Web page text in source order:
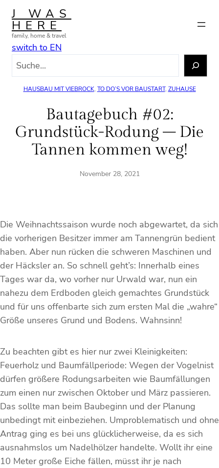
Zum
Inhalt
springen
J WAS
HERE
family, home & travel
switch to EN
HAUSBAU MIT VIEBROCK, TO DO’S VOR BAUSTART, ZUHAUSE
Bautagebuch #02:
Grundstück-Rodung – Die
Tannen kommen weg!
November 28, 2021
Die Weihnachtssaison wurde noch abgewartet, da sich
die vorherigen Besitzer immer am Tannengrün bedient
haben. Aber nun rücken die schweren Maschinen und
der Häcksler an. So schnell geht’s: Innerhalb eines
Tages war da, wo vorher nur Urwald war, nun ein
nahezu dem Erdboden gleich gemachtes Grundstück
und für uns offenbarte sich zum ersten Mal die „wahre“
Größe unseres Grund und Bodens. Wahnsinn!
Zu beachten gibt es hier nur zwei Kleinigkeiten:
Feuerholz und Baumfällperiode: Wegen der Vogelnist
dürfen größere Rodungsarbeiten wie Baumfällungen
zum einen nur zwischen Oktober und März passieren.
Das sollte man beim Baubeginn und der Planung
unbedingt mit einbeziehen. Umproblematisch und ohne
Antrag ging es bei uns glücklicherweise, da es sich
ausnahmslos um Nadelhölzer handelte. Wollt ihr eine
10 Meter große Eiche fällen, müsst ihr je nach